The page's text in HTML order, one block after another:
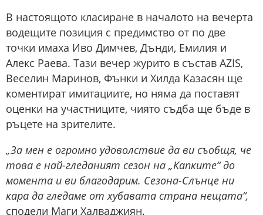
В настоящото класиране в началото на вечерта
водещите позиция с предимство от по две
точки имаха Иво Димчев, Дънди, Емилия и
Алекс Раева. Тази вечер журито в състав AZIS,
Веселин Маринов, Фънки и Хилда Казасян ще
коментират имитациите, но няма да поставят
оценки на участниците, чиято съдба ще бъде в
ръцете на зрителите.
„За мен е огромно удоволствие да ви съобщя, че
това е най-гледаният сезон на „Капките“ до
момента и ви благодарим. Сезона-Слънце ни
кара да гледаме от хубавата страна нещата“,
сподели Маги Халваджиян.